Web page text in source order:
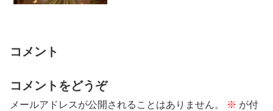
コメント
コメントをどうぞ
メールアドレスが公開されることはありません。 ※ が付